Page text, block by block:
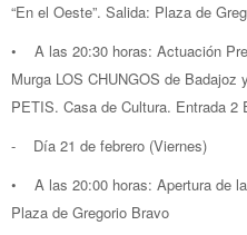
“En el Oeste”. Salida: Plaza de
• A las 20:30 horas: Actuación
Murga LOS CHUNGOS de
PETIS. Casa de Cultura. Entrada 2
- Día 21 de febrero (Viernes)
• A las 20:00 horas: Apertura de
Plaza de Gregorio Bravo